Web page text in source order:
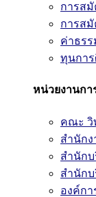
การส
การส
ค่าธรร
ทุนกา
หน่วยงานกา
คณะ วิ
สำนักง
สำนักบ
สำนัก
องค์ก